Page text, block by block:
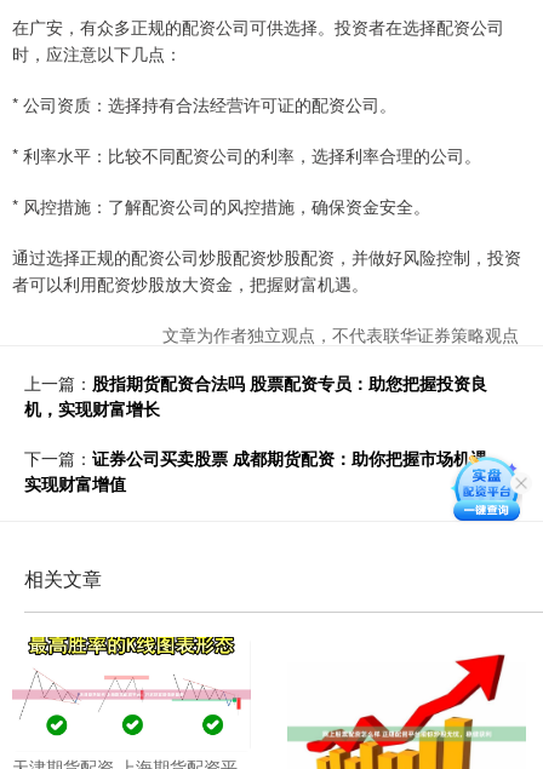
在广安，有众多正规的配资公司可供选择。投资者在选择配资公司
时，应注意以下几点：
* 公司资质：选择持有合法经营许可证的配资公司。
* 利率水平：比较不同配资公司的利率，选择利率合理的公司。
* 风控措施：了解配资公司的风控措施，确保资金安全。
通过选择正规的配资公司炒股配资炒股配资，并做好风险控制，投资
者可以利用配资炒股放大资金，把握财富机遇。
文章为作者独立观点，不代表联华证券策略观点
上一篇： 股指期货配资合法吗 股票配资专员：助您把握投资良
机，实现财富增长
下一篇： 证券公司买卖股票 成都期货配资：助你把握市场机遇，
实现财富增值
相关文章